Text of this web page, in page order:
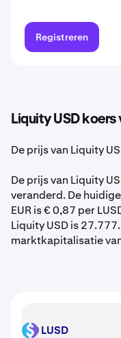
Registreren
Liquity USD koers
De prijs van Liquity
De prijs van Liquity
veranderd. De
EUR is € 0,87 per
Liquity USD is
marktkapitalisatie
LUSD LUSD